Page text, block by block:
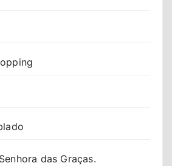
das Graças.